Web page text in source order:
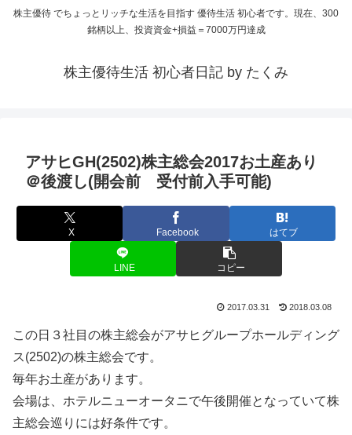
株主優待 でちょっとリッチな生活を目指す 優待生活 初心者です。現在、300
銘柄以上、投資資金+損益＝7000万円達成
株主優待生活 初心者日記 by たくみ
アサヒGH(2502)株主総会2017お土産あり
＠後渡し(開会前 受付前入手可能)
X Facebook はてブ
LINE コピー
2017.03.31 2018.03.08
この日３社目の株主総会がアサヒグループホールディング
ス(2502)の株主総会です。
毎年お土産があります。
会場は、ホテルニューオータニで午後開催となっていて株
主総会巡りには好条件です。